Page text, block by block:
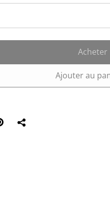
Acheter
Ajouter au